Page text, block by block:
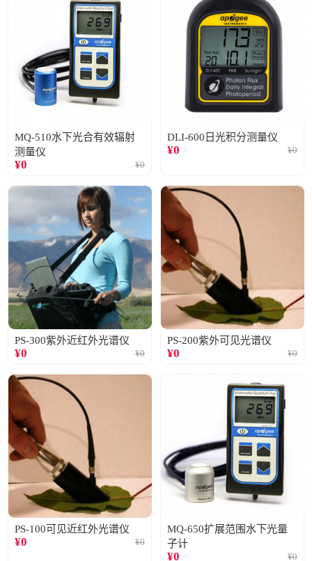
MQ-510水下光合有效辐射
测量仪
¥0 ¥0
DLI-600日光积分测量仪
¥0 ¥0
PS-300紫外近红外光谱仪
¥0 ¥0
PS-200紫外可见光谱仪
¥0 ¥0
PS-100可见近红外光谱仪
¥0 ¥0
MQ-650扩展范围水下光量
子计
¥0 ¥0